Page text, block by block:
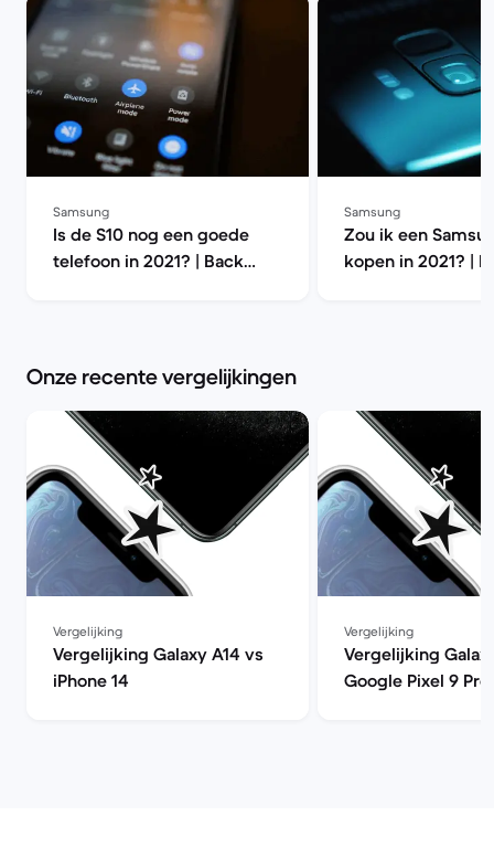
Samsung
Is de S10 nog een goede
telefoon in 2021? | Back
Samsung
Zou ik een
kopen in 2021? |
Onze recente vergelijkingen
Vergelijking
Vergelijking Galaxy A14 vs
iPhone 14
Vergelijking
Vergelijking
Google Pixel 9 Pro